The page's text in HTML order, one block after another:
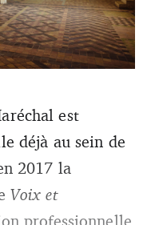
©Jerome
est
déjà au sein de
2017 la
Voix et
professionnelle